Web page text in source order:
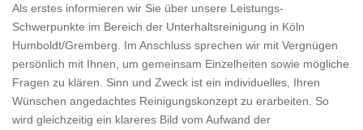
Als erstes informieren wir Sie über unsere Leistungs-
Schwerpunkte im Bereich der Unterhaltsreinigung in Köln
Humboldt/Gremberg. Im Anschluss sprechen wir mit Vergnügen
persönlich mit Ihnen, um gemeinsam Einzelheiten sowie mögliche
Fragen zu klären. Sinn und Zweck ist ein individuelles, Ihren
Wünschen angedachtes Reinigungskonzept zu erarbeiten. So
wird gleichzeitig ein klareres Bild vom Aufwand der